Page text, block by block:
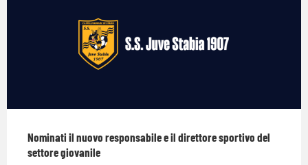
Nominati il nuovo responsabile e il direttore sportivo del
settore giovanile